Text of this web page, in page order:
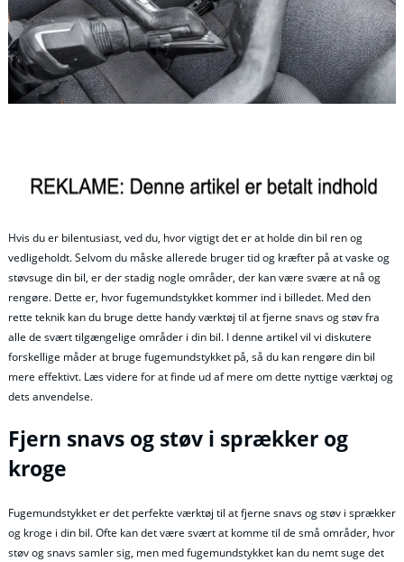
Hvis du er bilentusiast, ved du, hvor vigtigt det er at holde din bil ren og
vedligeholdt. Selvom du måske allerede bruger tid og kræfter på at vaske og
støvsuge din bil, er der stadig nogle områder, der kan være svære at nå og
rengøre. Dette er, hvor fugemundstykket kommer ind i billedet. Med den
rette teknik kan du bruge dette handy værktøj til at fjerne snavs og støv fra
alle de svært tilgængelige områder i din bil. I denne artikel vil vi diskutere
forskellige måder at bruge fugemundstykket på, så du kan rengøre din bil
mere effektivt. Læs videre for at finde ud af mere om dette nyttige værktøj og
dets anvendelse.
Fjern snavs og støv i sprækker og
kroge
Fugemundstykket er det perfekte værktøj til at fjerne snavs og støv i sprækker
og kroge i din bil. Ofte kan det være svært at komme til de små områder, hvor
støv og snavs samler sig, men med fugemundstykket kan du nemt suge det